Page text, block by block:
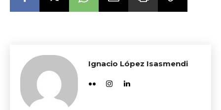
Ignacio López Isasmendi